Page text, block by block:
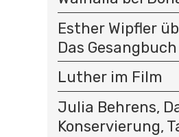
Esther Wipfler
Das Gesangbuch
Luther im Film
Julia Behrens,
Konservierung,